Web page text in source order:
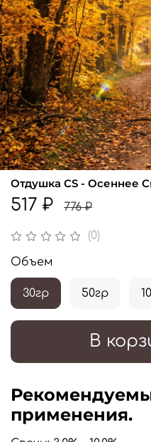
(0)
Отдушка CS - Осеннее
517 ₽ 776 ₽
В
Объем
30гр 50гр
применения.